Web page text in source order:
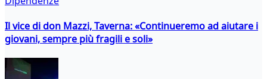
Il vice di don Mazzi, Taverna: «Continueremo ad aiutare i
giovani, sempre più fragili e soli»